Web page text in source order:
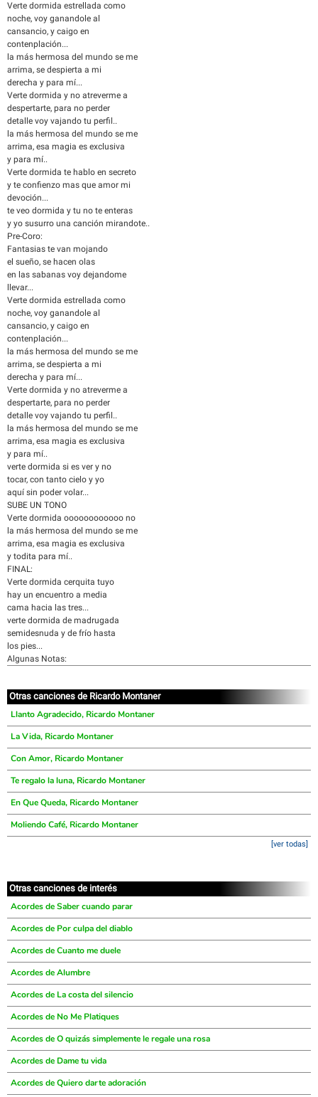
Verte dormida estrellada como
noche, voy ganandole al
cansancio, y caigo en
contenplación...
la más hermosa del mundo se me
arrima, se despierta a mi
derecha y para mí...
Verte dormida y no atreverme a
despertarte, para no perder
detalle voy vajando tu perfil..
la más hermosa del mundo se me
arrima, esa magia es exclusiva
y para mí..
Verte dormida te hablo en secreto
y te confienzo mas que amor mi
devoción...
te veo dormida y tu no te enteras
y yo susurro una canción mirandote..
Pre-Coro:
Fantasias te van mojando
el sueño, se hacen olas
en las sabanas voy dejandome
llevar...
Verte dormida estrellada como
noche, voy ganandole al
cansancio, y caigo en
contenplación...
la más hermosa del mundo se me
arrima, se despierta a mi
derecha y para mí...
Verte dormida y no atreverme a
despertarte, para no perder
detalle voy vajando tu perfil..
la más hermosa del mundo se me
arrima, esa magia es exclusiva
y para mí..
verte dormida si es ver y no
tocar, con tanto cielo y yo
aquí sin poder volar...
SUBE UN TONO
Verte dormida oooooooooooo no
la más hermosa del mundo se me
arrima, esa magia es exclusiva
y todita para mí..
FINAL:
Verte dormida cerquita tuyo
hay un encuentro a media
cama hacia las tres...
verte dormida de madrugada
semidesnuda y de frío hasta
los pies...
Algunas Notas:
Otras canciones de Ricardo Montaner
Llanto Agradecido, Ricardo Montaner
La Vida, Ricardo Montaner
Con Amor, Ricardo Montaner
Te regalo la luna, Ricardo Montaner
En Que Queda, Ricardo Montaner
Moliendo Café, Ricardo Montaner
[ver todas]
Otras canciones de interés
Acordes de Saber cuando parar
Acordes de Por culpa del diablo
Acordes de Cuanto me duele
Acordes de Alumbre
Acordes de La costa del silencio
Acordes de No Me Platiques
Acordes de O quizás simplemente le regale una rosa
Acordes de Dame tu vida
Acordes de Quiero darte adoración